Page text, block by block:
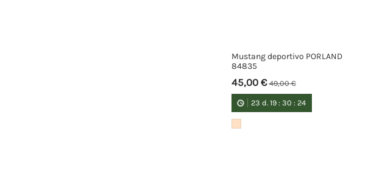
Mustang deportivo PORLAND
84835
45,00 €49,00 €
23 d. 19 :30 :23